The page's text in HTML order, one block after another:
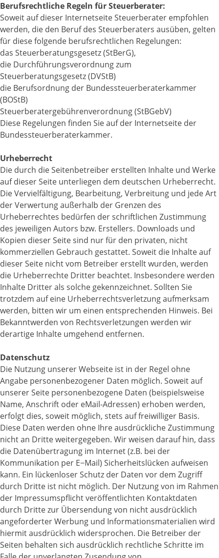
Berufsrechtliche Regeln für Steuerberater:
Soweit auf dieser Internetseite Steuerberater empfohlen
werden, die den Beruf des Steuerberaters ausüben, gelten
für diese folgende berufsrechtlichen Regelungen:
das Steuerberatungsgesetz (StBerG),
die Durchführungsverordnung zum
Steuerberatungsgesetz (DVStB)
die Berufsordnung der Bundessteuerberaterkammer
(BOStB)
Steuerberatergebührenverordnung (StBGebV)
Diese Regelungen finden Sie auf der Internetseite der
Bundessteuerberaterkammer.
Urheberrecht
Die durch die Seitenbetreiber erstellten Inhalte und Werke
auf dieser Seite unterliegen dem deutschen Urheberrecht.
Die Vervielfältigung, Bearbeitung, Verbreitung und jede Art
der Verwertung außerhalb der Grenzen des
Urheberrechtes bedürfen der schriftlichen Zustimmung
des jeweiligen Autors bzw. Erstellers. Downloads und
Kopien dieser Seite sind nur für den privaten, nicht
kommerziellen Gebrauch gestattet. Soweit die Inhalte auf
dieser Seite nicht vom Betreiber erstellt wurden, werden
die Urheberrechte Dritter beachtet. Insbesondere werden
Inhalte Dritter als solche gekennzeichnet. Sollten Sie
trotzdem auf eine Urheberrechtsverletzung aufmerksam
werden, bitten wir um einen entsprechenden Hinweis. Bei
Bekanntwerden von Rechtsverletzungen werden wir
derartige Inhalte umgehend entfernen.
Datenschutz
Die Nutzung unserer Webseite ist in der Regel ohne
Angabe personenbezogener Daten möglich. Soweit auf
unserer Seite personenbezogene Daten (beispielsweise
Name, Anschrift oder eMail-Adressen) erhoben werden,
erfolgt dies, soweit möglich, stets auf freiwilliger Basis.
Diese Daten werden ohne Ihre ausdrückliche Zustimmung
nicht an Dritte weitergegeben. Wir weisen darauf hin, dass
die Datenübertragung im Internet (z.B. bei der
Kommunikation per E−Mail) Sicherheitslücken aufweisen
kann. Ein lückenloser Schutz der Daten vor dem Zugriff
durch Dritte ist nicht möglich. Der Nutzung von im Rahmen
der Impressumspflicht veröffentlichten Kontaktdaten
durch Dritte zur Übersendung von nicht ausdrücklich
angeforderter Werbung und Informationsmaterialien wird
hiermit ausdrücklich widersprochen. Die Betreiber der
Seiten behalten sich ausdrücklich rechtliche Schritte im